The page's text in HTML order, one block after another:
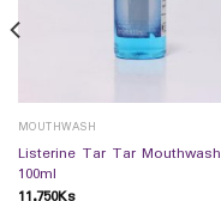
MOUTHWASH
Listerine Tar Tar Mouthwash
100ml